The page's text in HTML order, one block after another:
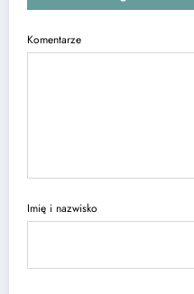
Komentarze
Imię i nazwisko